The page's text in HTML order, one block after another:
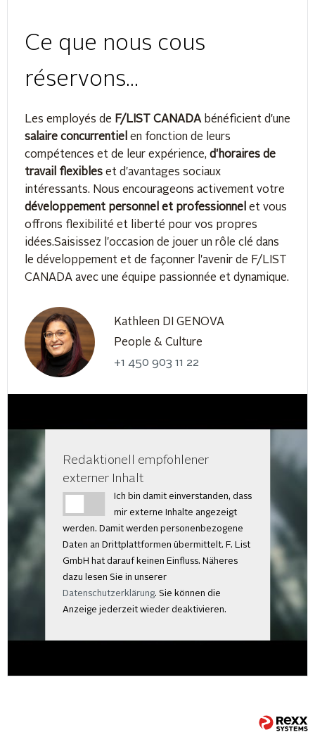
Ce que nous cous
réservons...
Les employés de F/LIST CANADAbénéficient d'une
salaire concurrentiel en fonction de leurs
compétences et de leur expérience, d'horaires de
travail flexibles et d'avantages sociaux
intéressants. Nous encourageons activement votre
développement personnel et professionnel et vous
offrons flexibilité et liberté pour vos propres
idées.Saisissez l'occasion de jouer un rôle clé dans
le développement et de façonner l'avenir de F/LIST
CANADA avec une équipe passionnée et dynamique.
Kathleen DI GENOVA
People & Culture
+1 450 903 11 22
Redaktionell empfohlener
externer Inhalt
Ich bin damit einverstanden, dass
mir externe Inhalte angezeigt
werden. Damit werden personenbezogene
Daten an Drittplattformen übermittelt. F. List
GmbH hat darauf keinen Einfluss. Näheres
dazu lesen Sie in unserer
Datenschutzerklärung. Sie können die
Anzeige jederzeit wieder deaktivieren.